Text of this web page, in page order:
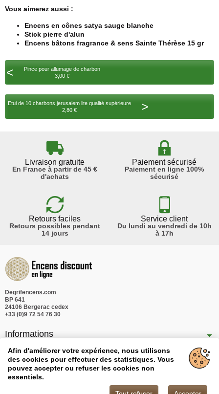
Vous aimerez aussi :
Encens en cônes satya sauge blanche
Stick pierre d'alun
Encens bâtons fragrance & sens Sainte Thérèse 15 gr
<
Pince pour allumage de charbon
3,00 €
Etui de 10 charbons jerusalem lite qualité supérieure
2,80 €
>
Livraison gratuite
En France à partir de 45 €
d'achats
Paiement sécurisé
Paiement en ligne 100%
sécurisé
Retours faciles
Retours possibles pendant
14 jours
Service client
Du lundi au vendredi de 10h
à 17h
Degrifencens.com
BP 641
24106 Bergerac cedex
+33 (0)9 72 54 76 30
Informations
Nos produits
Notre société
Afin d'améliorer votre expérience, nous utilisons
des cookies pour effectuer des statistiques. Vous
pouvez accepter ou refuser les cookies non
essentiels.